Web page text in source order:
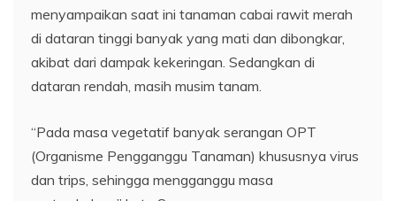
menyampaikan saat ini tanaman cabai rawit merah
di dataran tinggi banyak yang mati dan dibongkar,
akibat dari dampak kekeringan. Sedangkan di
dataran rendah, masih musim tanam.
“Pada masa vegetatif banyak serangan OPT
(Organisme Pengganggu Tanaman) khususnya virus
dan trips, sehingga mengganggu masa